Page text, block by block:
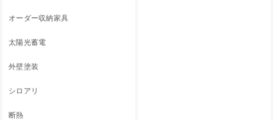
オーダー収納家具
太陽光蓄電
外壁塗装
シロアリ
断熱